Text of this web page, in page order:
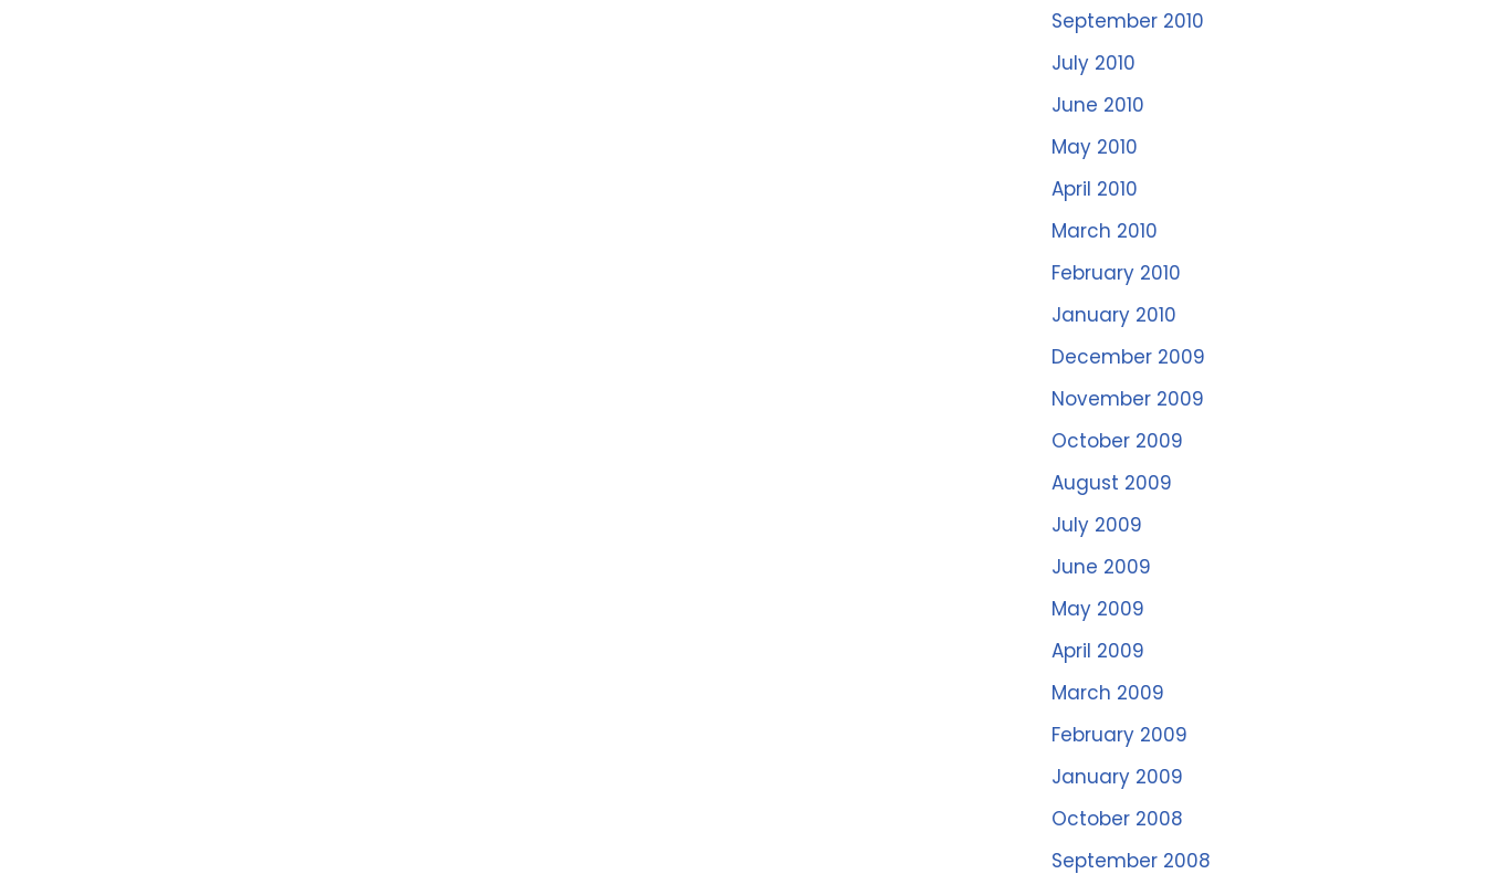
September 2010
July 2010
June 2010
May 2010
April 2010
March 2010
February 2010
January 2010
December 2009
November 2009
October 2009
August 2009
July 2009
June 2009
May 2009
April 2009
March 2009
February 2009
January 2009
October 2008
September 2008